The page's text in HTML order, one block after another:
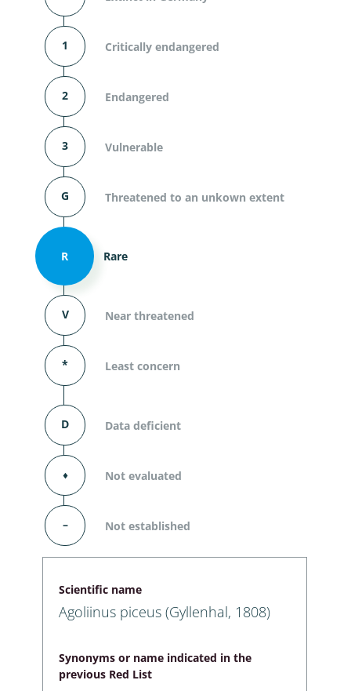
1 Critically endangered
2 Endangered
3 Vulnerable
G Threatened to an unkown extent
R Rare
V Near threatened
* Least concern
D Data deficient
⬧ Not evaluated
– Not established
Scientific name
Agoliinus piceus (Gyllenhal, 1808)
Synonyms or name indicated in the
previous Red List